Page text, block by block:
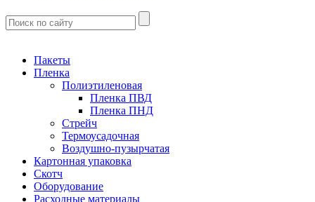
Пакеты
Пленка
Полиэтиленовая
Пленка ПВД
Пленка ПНД
Стрейч
Термоусадочная
Воздушно-пузырчатая
Картонная упаковка
Скотч
Оборудование
Расходные материалы